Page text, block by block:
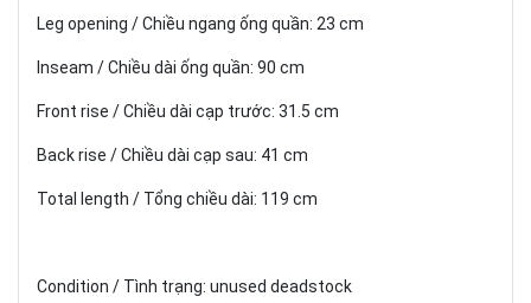
Leg opening / Chiều ngang ống quần: 23 cm
Inseam / Chiều dài ống quần: 90 cm
Front rise / Chiều dài cạp trước: 31.5 cm
Back rise / Chiều dài cạp sau: 41 cm
Total length / Tổng chiều dài: 119 cm
Condition / Tình trạng: unused deadstock